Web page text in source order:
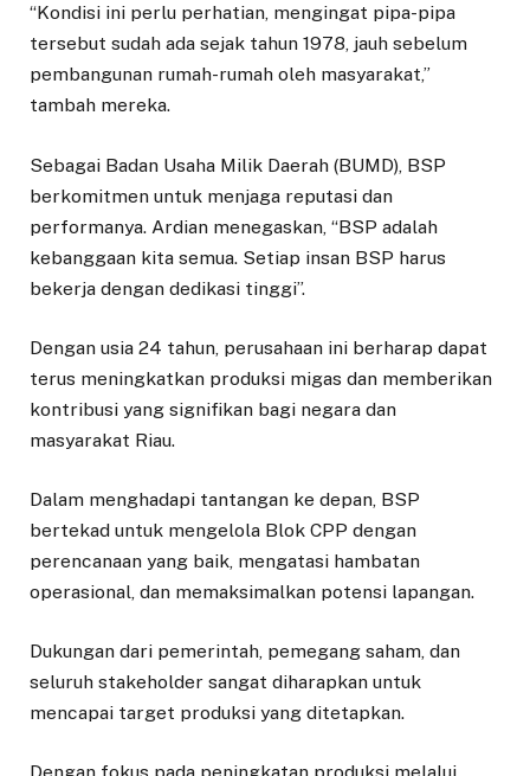
“Kondisi ini perlu perhatian, mengingat pipa-pipa
tersebut sudah ada sejak tahun 1978, jauh sebelum
pembangunan rumah-rumah oleh masyarakat,”
tambah mereka.
Sebagai Badan Usaha Milik Daerah (BUMD), BSP
berkomitmen untuk menjaga reputasi dan
performanya. Ardian menegaskan, “BSP adalah
kebanggaan kita semua. Setiap insan BSP harus
bekerja dengan dedikasi tinggi”.
Dengan usia 24 tahun, perusahaan ini berharap dapat
terus meningkatkan produksi migas dan memberikan
kontribusi yang signifikan bagi negara dan
masyarakat Riau.
Dalam menghadapi tantangan ke depan, BSP
bertekad untuk mengelola Blok CPP dengan
perencanaan yang baik, mengatasi hambatan
operasional, dan memaksimalkan potensi lapangan.
Dukungan dari pemerintah, pemegang saham, dan
seluruh stakeholder sangat diharapkan untuk
mencapai target produksi yang ditetapkan.